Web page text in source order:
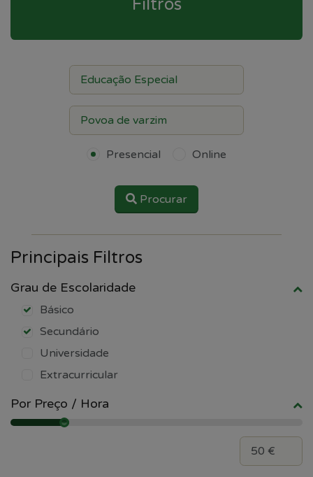
Filtros
Presencial Online
Procurar
Principais Filtros
Grau de Escolaridade
Básico
Secundário
Universidade
Extracurricular
Por Preço / Hora